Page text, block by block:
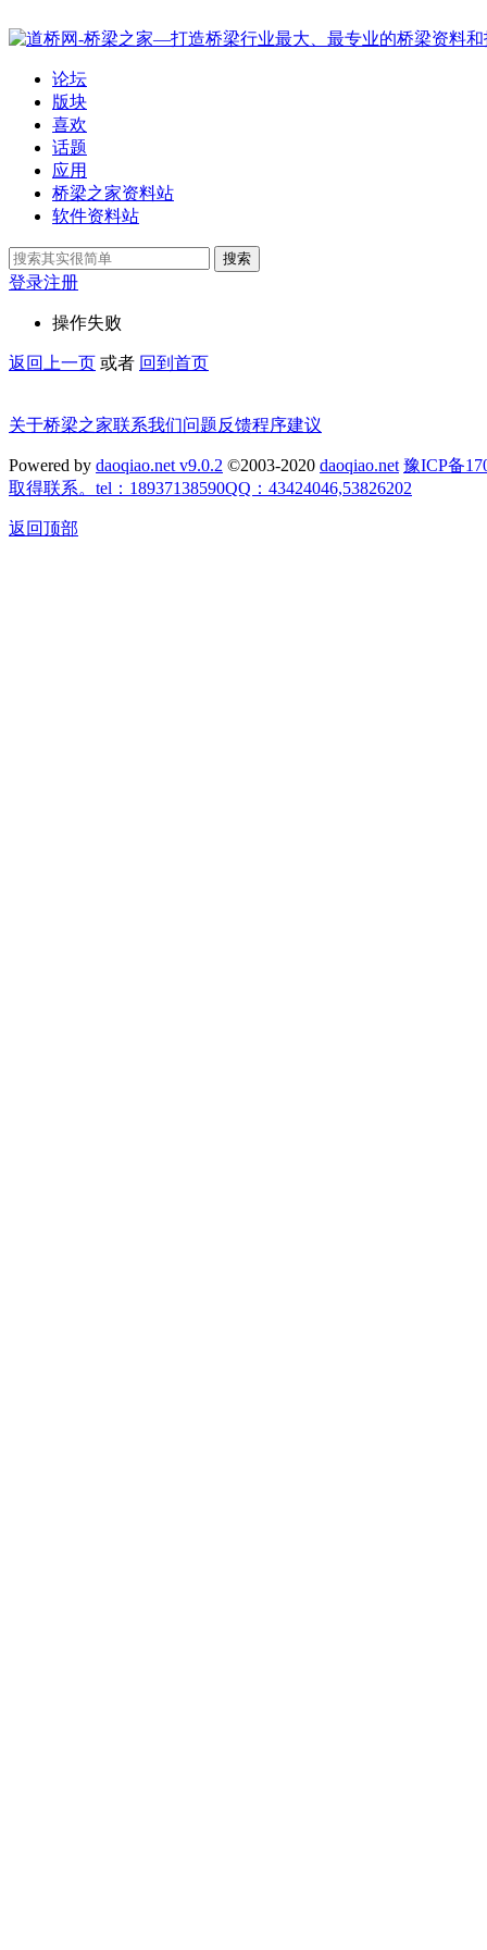
论坛
版块
喜欢
话题
应用
桥梁之家资料站
软件资料站
搜索
登录注册
操作失败
返回上一页 或者 回到首页
关于桥梁之家联系我们问题反馈程序建议
Powered by daoqiao.net v9.0.2 ©2003-2020 daoqiao.net 豫ICP备
取得联系。tel：18937138590QQ：43424046,53826202
返回顶部